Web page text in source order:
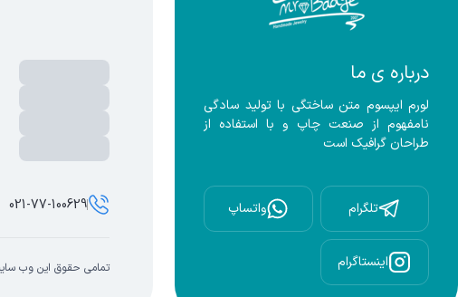
درباره ی ما
نامفهوم از صنعت چاپ و با استفاده از
طراحان گرافیک است
تلگرام واتساپ
اینستاگرام
021-77-100629
تمامی حقوق این وب